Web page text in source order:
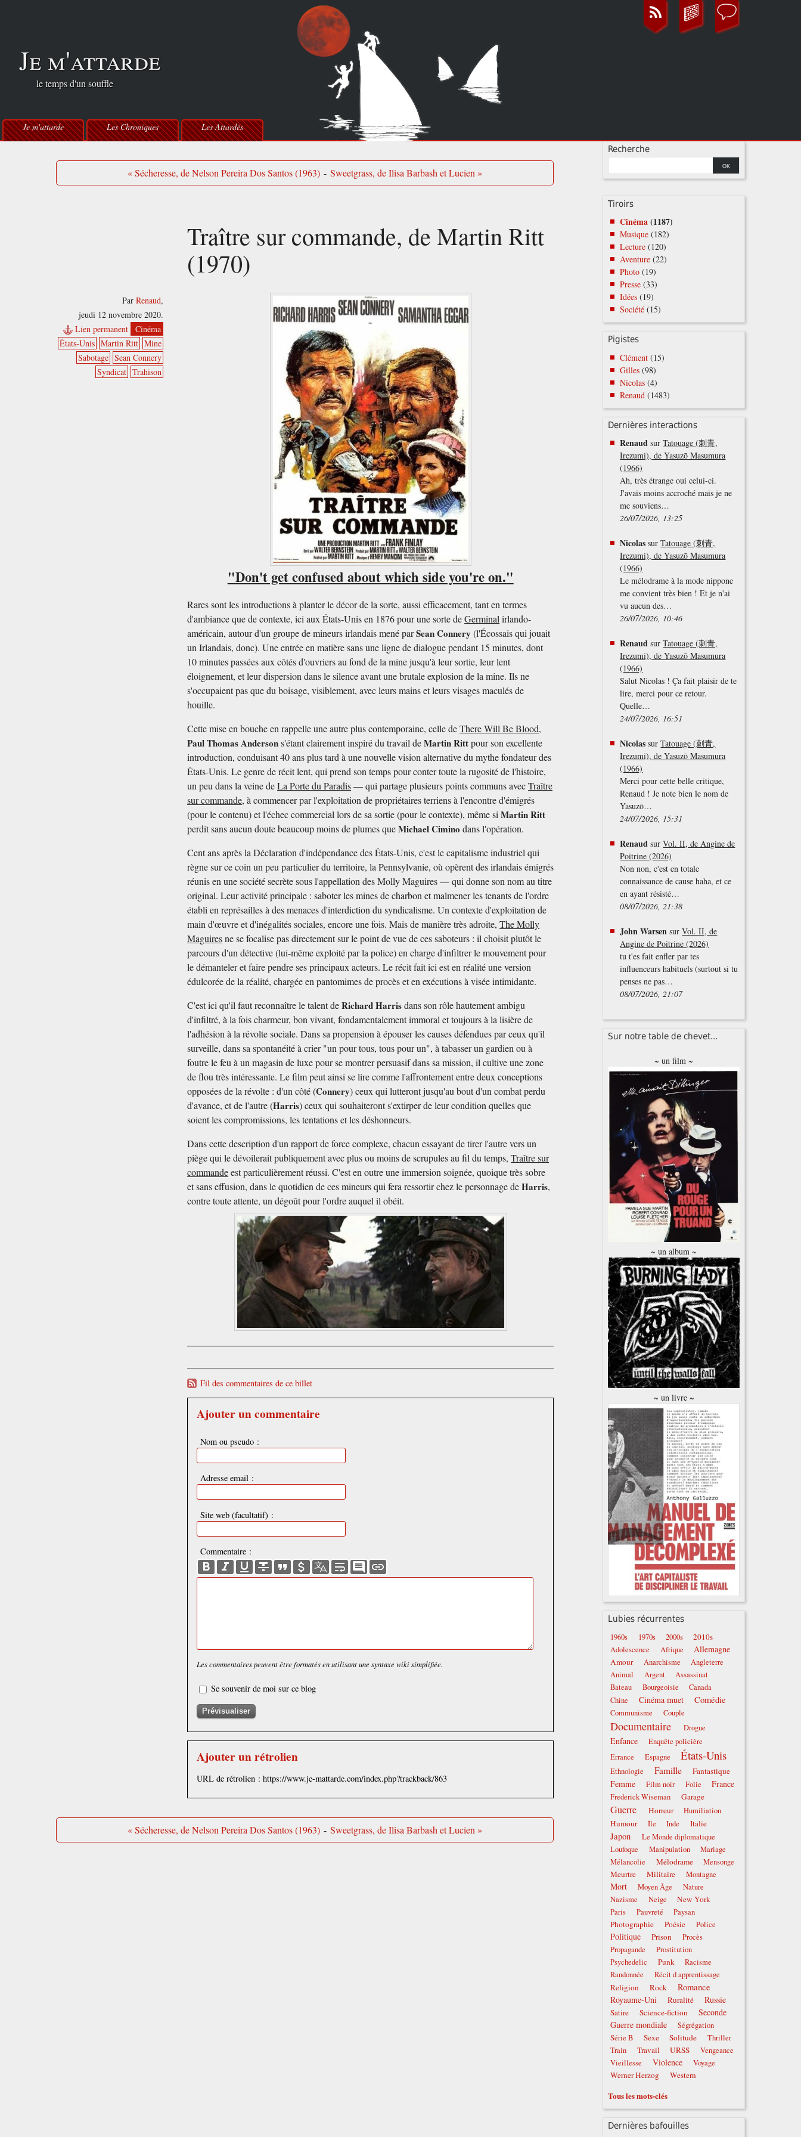
Je m'attarde
le temps d'un souffle
Je m'attarde Les Chroniques Les Attardés
« Sécheresse, de Nelson Pereira Dos Santos (1963) - Sweetgrass, de Ilisa Barbash et Lucien »
Traître sur commande, de Martin Ritt
(1970)
ParRenaud,
jeudi 12 novembre 2020.
Lien permanent
Cinéma
États-Unis Martin Ritt Mine
Sabotage Sean Connery
Syndicat Trahison
"Don't get confused about which side you're on."
Rares sont les introductions à planter le décor de la sorte, aussi efficacement, tant en termes
d'ambiance que de contexte, ici aux États-Unis en 1876 pour une sorte deGerminalirlando-
américain, autour d'un groupe de mineurs irlandais mené parSean Connery(l'Écossais qui jouait
un Irlandais, donc). Une entrée en matière sans une ligne de dialogue pendant 15 minutes, dont
10 minutes passées aux côtés d'ouvriers au fond de la mine jusqu'à leur sortie, leur lent
éloignement, et leur dispersion dans le silence avant une brutale explosion de la mine. Ils ne
s'occupaient pas que du boisage, visiblement, avec leurs mains et leurs visages maculés de
houille.
Cette mise en bouche en rappelle une autre plus contemporaine, celle deThere Will Be Blood,
Paul Thomas Andersons'étant clairement inspiré du travail deMartin Rittpour son excellente
introduction, conduisant 40 ans plus tard à une nouvelle vision alternative du mythe fondateur des
États-Unis. Le genre de récit lent, qui prend son temps pour conter toute la rugosité de l'histoire,
un peu dans la veine deLa Porte du Paradis— qui partage plusieurs points communs avecTraître
sur commande, à commencer par l'exploitation de propriétaires terriens à l'encontre d'émigrés
(pour le contenu) et l'échec commercial lors de sa sortie (pour le contexte), même siMartin Ritt
perdit sans aucun doute beaucoup moins de plumes queMichael Ciminodans l'opération.
Cent ans après la Déclaration d'indépendance des États-Unis, c'est le capitalisme industriel qui
règne sur ce coin un peu particulier du territoire, la Pennsylvanie, où opèrent des irlandais émigrés
réunis en une société secrète sous l'appellation des Molly Maguires — qui donne son nom au titre
original. Leur activité principale : saboter les mines de charbon et malmener les tenants de l'ordre
établi en représailles à des menaces d'interdiction du syndicalisme. Un contexte d'exploitation de
main d'œuvre et d'inégalités sociales, encore une fois. Mais de manière très adroite,The Molly
Maguiresne se focalise pas directement sur le point de vue de ces saboteurs : il choisit plutôt le
parcours d'un détective (lui-même exploité par la police) en charge d'infiltrer le mouvement pour
le démanteler et faire pendre ses principaux acteurs. Le récit fait ici est en réalité une version
édulcorée de la réalité, chargée en pantomimes de procès et en exécutions à visée intimidante.
C'est ici qu'il faut reconnaître le talent deRichard Harrisdans son rôle hautement ambigu
d'infiltré, à la fois charmeur, bon vivant, fondamentalement immoral et toujours à la lisière de
l'adhésion à la révolte sociale. Dans sa propension à épouser les causes défendues par ceux qu'il
surveille, dans sa spontanéité à crier "un pour tous, tous pour un", à tabasser un gardien ou à
foutre le feu à un magasin de luxe pour se montrer persuasif dans sa mission, il cultive une zone
de flou très intéressante. Le film peut ainsi se lire comme l'affrontement entre deux conceptions
opposées de la révolte : d'un côté (Connery) ceux qui lutteront jusqu'au bout d'un combat perdu
d'avance, et de l'autre (Harris) ceux qui souhaiteront s'extirper de leur condition quelles que
soient les compromissions, les tentations et les déshonneurs.
Dans cette description d'un rapport de force complexe, chacun essayant de tirer l'autre vers un
piège qui le dévoilerait publiquement avec plus ou moins de scrupules au fil du temps,Traître sur
commandeest particulièrement réussi. C'est en outre une immersion soignée, quoique très sobre
et sans effusion, dans le quotidien de ces mineurs qui fera ressortir chez le personnage deHarris,
contre toute attente, un dégoût pour l'ordre auquel il obéit.
Fil des commentaires de ce billet
Ajouter un commentaire
Nom ou pseudo :
Adresse email :
Site web (facultatif) :
Commentaire :
Les commentaires peuvent être formatés en utilisant une syntaxe wiki simplifiée.
Se souvenir de moi sur ce blog
Ajouter un rétrolien
URL de rétrolien : https://www.je-mattarde.com/index.php?trackback/863
« Sécheresse, de Nelson Pereira Dos Santos (1963) - Sweetgrass, de Ilisa Barbash et Lucien »
Recherche
Tiroirs
Cinéma (1187)
Musique (182)
Lecture (120)
Aventure (22)
Photo (19)
Presse (33)
Idées (19)
Société (15)
Pigistes
Clément (15)
Gilles (98)
Nicolas (4)
Renaud (1483)
Dernières interactions
Renaud surTatouage (刺青,
Irezumi), de Yasuzō Masumura
(1966)
Ah, très étrange oui celui-ci.
J'avais moins accroché mais je ne
me souviens…
26/07/2026, 13:25
Nicolas surTatouage (刺青,
Irezumi), de Yasuzō Masumura
(1966)
Le mélodrame à la mode nippone
me convient très bien ! Et je n'ai
vu aucun des…
26/07/2026, 10:46
Renaud surTatouage (刺青,
Irezumi), de Yasuzō Masumura
(1966)
Salut Nicolas ! Ça fait plaisir de te
lire, merci pour ce retour.
Quelle…
24/07/2026, 16:51
Nicolas surTatouage (刺青,
Irezumi), de Yasuzō Masumura
(1966)
Merci pour cette belle critique,
Renaud ! Je note bien le nom de
Yasuzō…
24/07/2026, 15:31
Renaud surVol. II, de Angine de
Poitrine (2026)
Non non, c'est en totale
connaissance de cause haha, et ce
en ayant résisté…
08/07/2026, 21:38
John Warsen surVol. II, de
Angine de Poitrine (2026)
tu t'es fait enfler par tes
influenceurs habituels (surtout si tu
penses ne pas…
08/07/2026, 21:07
Sur notre table de chevet...
~ un film ~
~ un album ~
~ un livre ~
Lubies récurrentes
1960s 1970s 2000s 2010s
Adolescence Afrique Allemagne
Amour Anarchisme
Angleterre
Animal
Argent
Assassinat
Bateau
Bourgeoisie
Canada
Chine
Cinéma muet Comédie
Communisme Couple
Documentaire Drogue
Enfance
Enquête policière
Errance
Espagne États-Unis
Ethnologie Famille Fantastique
Femme Film noir Folie France
Frederick Wiseman Garage
Guerre Horreur Humiliation
Humour Île Inde Italie
Japon
Le Monde diplomatique
Loufoque
Manipulation
Mariage
Mélancolie
Mélodrame Mensonge
Meurtre Militaire Montagne
Mort Moyen Âge
Nature
Nazisme
Neige New York
Paris Pauvreté Paysan
Photographie Poésie Police
Politique Prison
Procès
Propagande
Prostitution
Psychedelic
Punk
Racisme
Randonnée
Récit d apprentissage
Religion Rock Romance
Royaume-Uni Ruralité Russie
Satire Science-fiction
Seconde
Guerre mondiale
Ségrégation
Série B
Sexe Solitude
Thriller
Train
Travail URSS
Vengeance
Vieillesse
Violence Voyage
Werner Herzog Western
Tous les mots-clés
Dernières bafouilles